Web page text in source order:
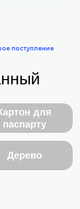
поступление